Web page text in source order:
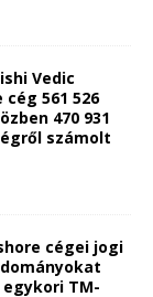
Vedic
561 526
470 931
számolt
cégei jogi
TM-